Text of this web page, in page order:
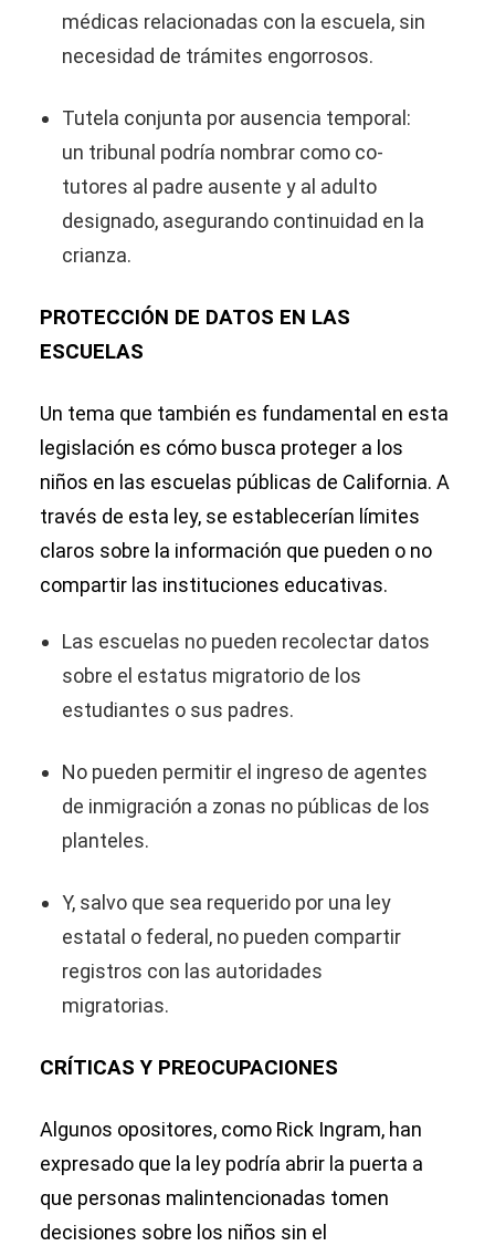
médicas relacionadas con la escuela, sin
necesidad de trámites engorrosos.
Tutela conjunta por ausencia temporal:
un tribunal podría nombrar como co-
tutores al padre ausente y al adulto
designado, asegurando continuidad en la
crianza.
PROTECCIÓN DE DATOS EN LAS
ESCUELAS
Un tema que también es fundamental en esta
legislación es cómo busca proteger a los
niños en las escuelas públicas de California. A
través de esta ley, se establecerían límites
claros sobre la información que pueden o no
compartir las instituciones educativas.
Las escuelas no pueden recolectar datos
sobre el estatus migratorio de los
estudiantes o sus padres.
No pueden permitir el ingreso de agentes
de inmigración a zonas no públicas de los
planteles.
Y, salvo que sea requerido por una ley
estatal o federal, no pueden compartir
registros con las autoridades
migratorias.
CRÍTICAS Y PREOCUPACIONES
Algunos opositores, como Rick Ingram, han
expresado que la ley podría abrir la puerta a
que personas malintencionadas tomen
decisiones sobre los niños sin el